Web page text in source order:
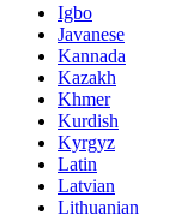
Igbo
Javanese
Kannada
Kazakh
Khmer
Kurdish
Kyrgyz
Latin
Latvian
Lithuanian